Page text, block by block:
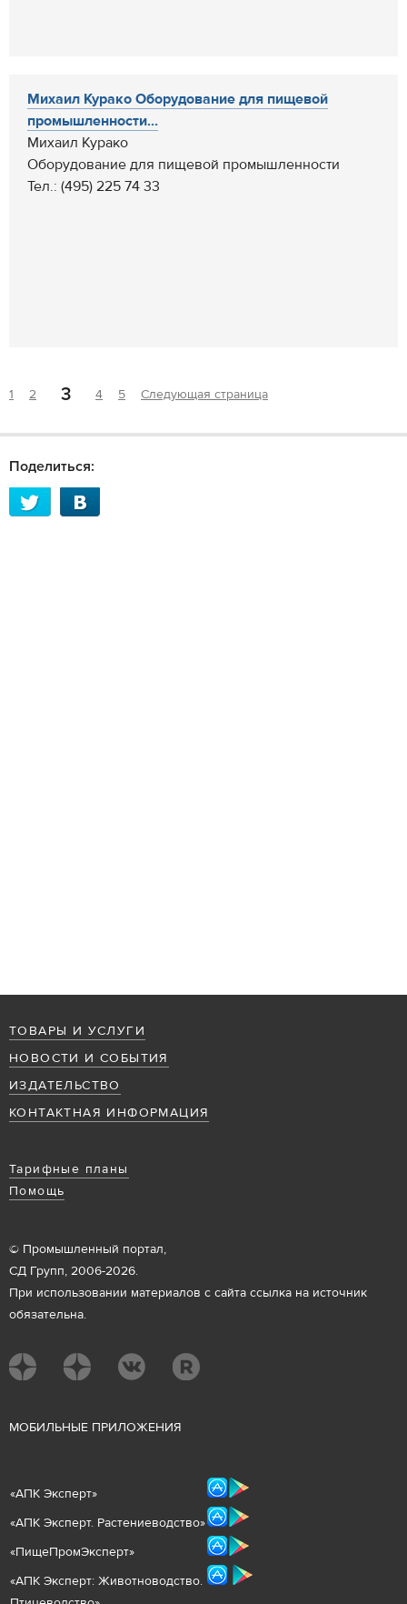
Михаил Курако Оборудование для пищевой
промышленности...
Михаил Курако
Оборудование для пищевой промышленности
Тел.: (495) 225 74 33
1 2 3 4 5 Следующая страница
Поделиться:
ТОВАРЫ И УСЛУГИ
НОВОСТИ И СОБЫТИЯ
ИЗДАТЕЛЬСТВО
КОНТАКТНАЯ ИНФОРМАЦИЯ
Тарифные планы
Помощь
© Промышленный портал,
СД Групп, 2006-2026.
При использовании материалов с сайта ссылка на источник
обязательна.
МОБИЛЬНЫЕ ПРИЛОЖЕНИЯ
«АПК Эксперт»
«АПК Эксперт. Растениеводство»
«ПищеПромЭксперт»
«АПК Эксперт: Животноводство.